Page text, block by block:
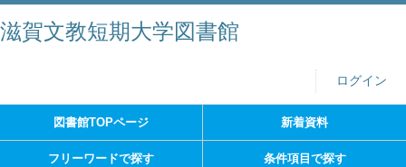
滋賀文教短期大学図書館
ログイン
図書館TOPページ 新着資料
フリーワードで探す 条件項目で探す